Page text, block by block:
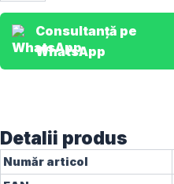
siguranta
56X2
47256
Consultanță pe
WhatsApp
Detalii produs
Număr articol